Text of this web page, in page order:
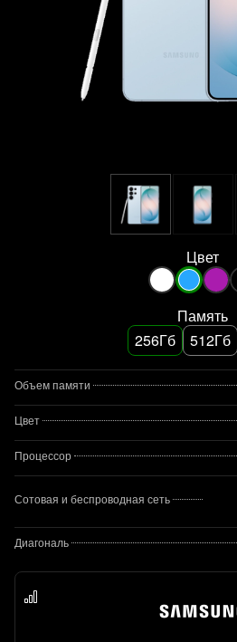
Цвет
Память
256Гб
512Гб
Объем памяти
Цвет
Процессор
Сотовая и беспроводная сеть
Диагональ